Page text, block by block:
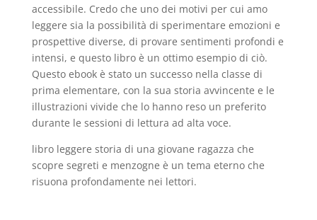
accessibile. Credo che uno dei motivi per cui amo
leggere sia la possibilità di sperimentare emozioni e
prospettive diverse, di provare sentimenti profondi e
intensi, e questo libro è un ottimo esempio di ciò.
Questo ebook è stato un successo nella classe di
prima elementare, con la sua storia avvincente e le
illustrazioni vivide che lo hanno reso un preferito
durante le sessioni di lettura ad alta voce.
libro leggere storia di una giovane ragazza che
scopre segreti e menzogne è un tema eterno che
risuona profondamente nei lettori.